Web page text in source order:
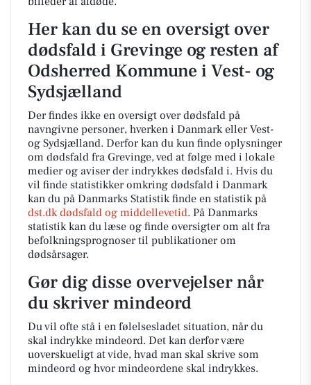
Her kan du se en oversigt over
dødsfald i Grevinge og resten af
Odsherred Kommune i Vest- og
Sydsjælland
Der findes ikke en oversigt over dødsfald på
navngivne personer, hverken i Danmark eller Vest-
og Sydsjælland. Derfor kan du kun finde oplysninger
om dødsfald fra Grevinge, ved at følge med i lokale
medier og aviser der indrykkes dødsfald i. Hvis du
vil finde statistikker omkring dødsfald i Danmark
kan du på Danmarks Statistik finde en statistik på
dst.dk dødsfald og middellevetid. På Danmarks
statistik kan du læse og finde oversigter om alt fra
befolkningsprognoser til publikationer om
dødsårsager.
Gør dig disse overvejelser når
du skriver mindeord
Du vil ofte stå i en følelsesladet situation, når du
skal indrykke mindeord. Det kan derfor være
uoverskueligt at vide, hvad man skal skrive som
mindeord og hvor mindeordene skal indrykkes.